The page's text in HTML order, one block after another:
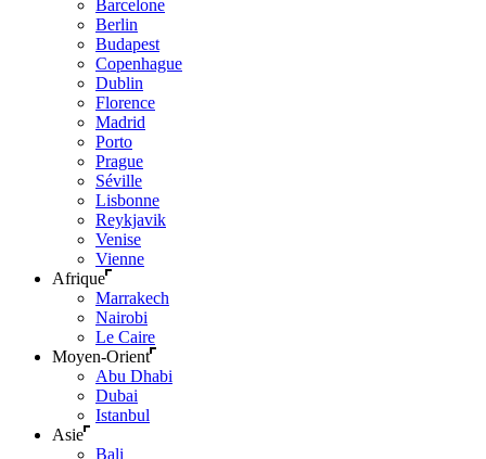
Barcelone
Berlin
Budapest
Copenhague
Dublin
Florence
Madrid
Porto
Prague
Séville
Lisbonne
Reykjavik
Venise
Vienne
Afrique
Marrakech
Nairobi
Le Caire
Moyen-Orient
Abu Dhabi
Dubai
Istanbul
Asie
Bali